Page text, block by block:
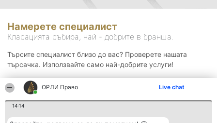
ОРЛИ Право Live chat
14:14
Намерете специалист
Класацията събира, най - добрите в бранша.
Търсите специалист близо до вас? Проверете нашата
търсачка. Използвайте само най-добрите услуги!